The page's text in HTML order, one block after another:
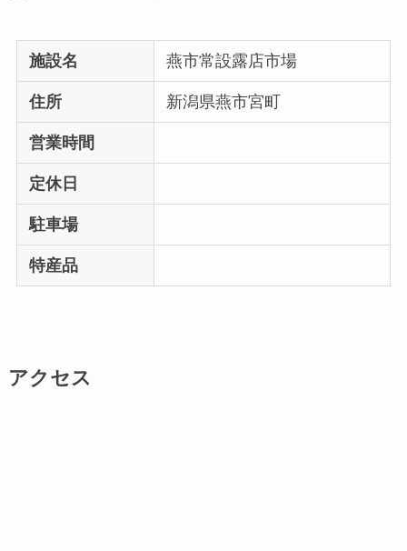
施設名 燕市常設露店市場
住所 新潟県燕市宮町
営業時間
定休日
駐車場
特産品
アクセス